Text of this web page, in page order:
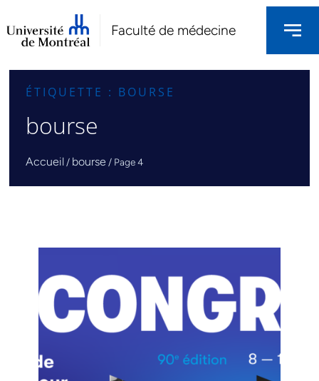
Faculté de médecine
ÉTIQUETTE : BOURSE
bourse
Accueil / bourse / Page 4